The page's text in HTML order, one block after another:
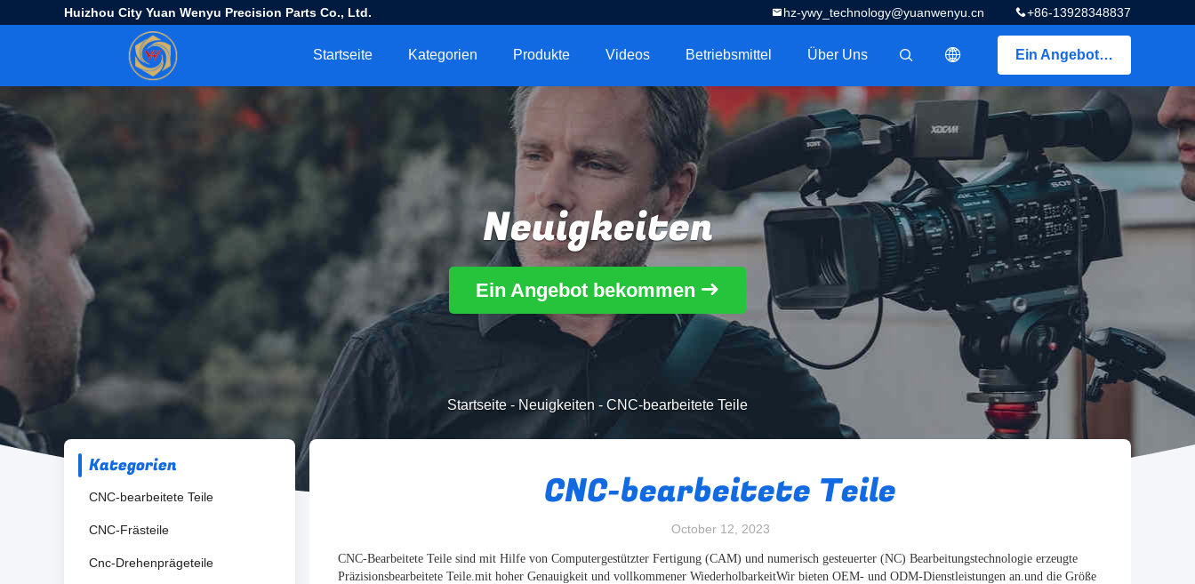
Huizhou City Yuan Wenyu Precision Parts Co., Ltd. +86-13928348837
hz-ywy_technology@yuanwenyu.cn
Ein Angebot bekommen
描述
Startseite Kategorien Produkte Videos Betriebsmittel Über Uns
Neuigkeiten
Ein Angebot bekommen
Startseite - Neuigkeiten - CNC-bearbeitete Teile
Kategorien
CNC-bearbeitete Teile
CNC-Frästeile
Cnc-Drehenprägeteile
CNC-bearbeitete Teile
October 12, 2023
CNC-Bearbeitete Teile sind mit Hilfe von Computergestützter Fertigung (CAM) und numerisch gesteuerter (NC) Bearbeitungstechnologie erzeugte
Präzisionsbearbeitete Teile.mit hoher Genauigkeit und vollkommener WiederholbarkeitWir bieten OEM- und ODM-Dienstleistungen an.und die Größe